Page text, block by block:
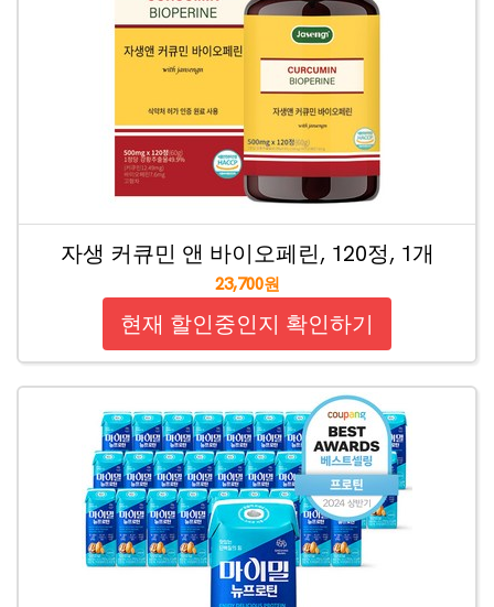
자생 커큐민 앤 바이오페린, 120정, 1개
23,700원
현재 할인중인지 확인하기